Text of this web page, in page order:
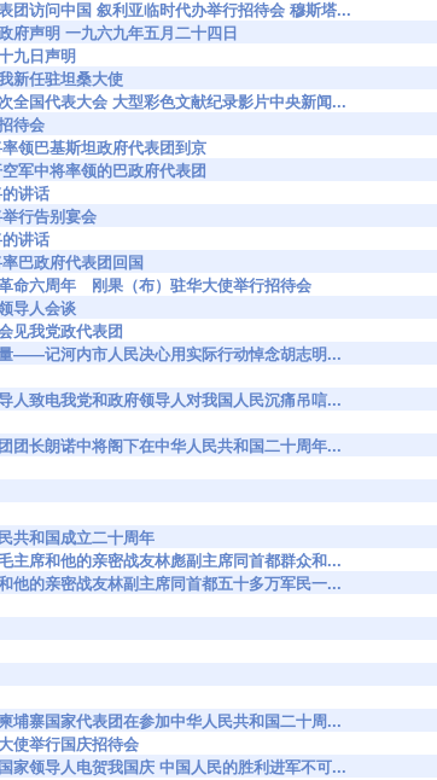
团访问中国 叙利亚临时代办举行招待会 穆斯塔...
府声明 一九六九年五月二十四日
九日声明
新任驻坦桑大使
全国代表大会 大型彩色文献纪录影片中央新闻...
待会
领巴基斯坦政府代表团到京
军中将率领的巴政府代表团
的讲话
行告别宴会
的讲话
巴政府代表团回国
命六周年 刚果（布）驻华大使举行招待会
导人会谈
见我党政代表团
——记河内市人民决心用实际行动悼念胡志明...
人致电我党和政府领导人对我国人民沉痛吊唁...
团长朗诺中将阁下在中华人民共和国二十周年...
共和国成立二十周年
主席和他的亲密战友林彪副主席同首都群众和...
他的亲密战友林副主席同首都五十多万军民一...
埔寨国家代表团在参加中华人民共和国二十周...
使举行国庆招待会
家领导人电贺我国庆 中国人民的胜利进军不可...